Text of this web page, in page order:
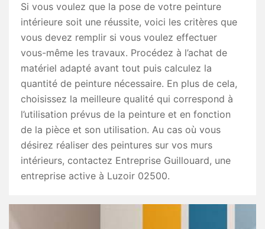
Si vous voulez que la pose de votre peinture
intérieure soit une réussite, voici les critères que
vous devez remplir si vous voulez effectuer
vous-même les travaux. Procédez à l’achat de
matériel adapté avant tout puis calculez la
quantité de peinture nécessaire. En plus de cela,
choisissez la meilleure qualité qui correspond à
l’utilisation prévus de la peinture et en fonction
de la pièce et son utilisation. Au cas où vous
désirez réaliser des peintures sur vos murs
intérieurs, contactez Entreprise Guillouard, une
entreprise active à Luzoir 02500.